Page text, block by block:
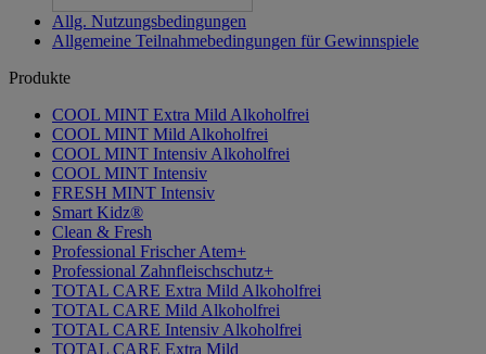
Allg. Nutzungsbedingungen
Allgemeine Teilnahmebedingungen für Gewinnspiele
Produkte
COOL MINT Extra Mild Alkoholfrei
COOL MINT Mild Alkoholfrei
COOL MINT Intensiv Alkoholfrei
COOL MINT Intensiv
FRESH MINT Intensiv
Smart Kidz®
Clean & Fresh
Professional Frischer Atem+
Professional Zahnfleischschutz+
TOTAL CARE Extra Mild Alkoholfrei
TOTAL CARE Mild Alkoholfrei
TOTAL CARE Intensiv Alkoholfrei
TOTAL CARE Extra Mild